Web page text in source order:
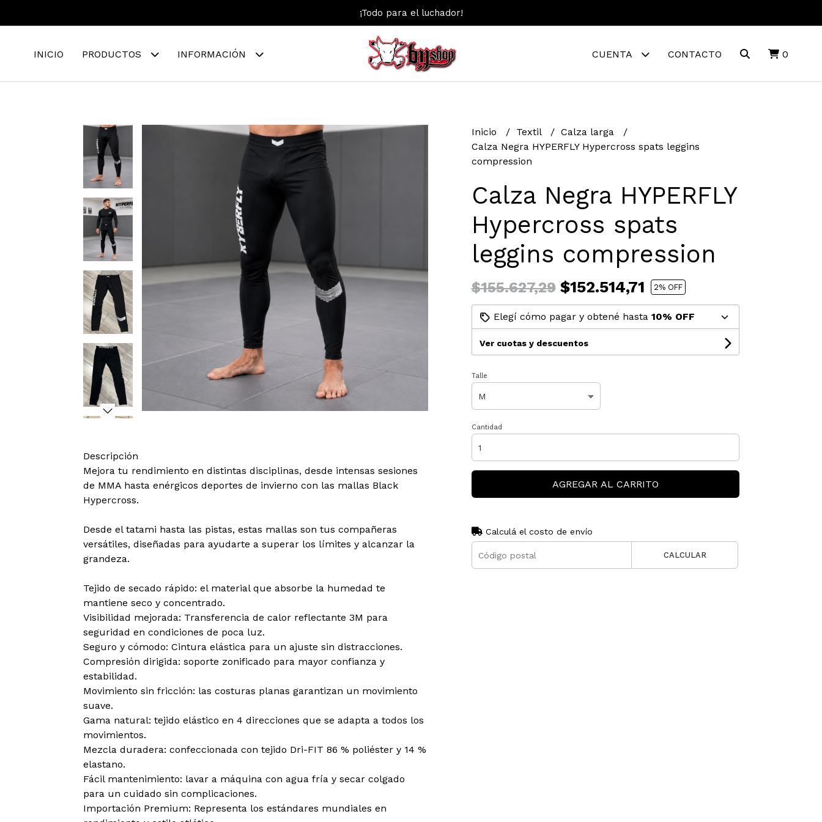
¡Todo para el luchador!
INICIO PRODUCTOS INFORMACIÓN CUENTA CONTACTO 0
Descripción
Mejora tu rendimiento en distintas disciplinas, desde intensas sesiones
de MMA hasta enérgicos deportes de invierno con las mallas Black
Hypercross.
Desde el tatami hasta las pistas, estas mallas son tus compañeras
versátiles, diseñadas para ayudarte a superar los límites y alcanzar la
grandeza.
Tejido de secado rápido: el material que absorbe la humedad te
mantiene seco y concentrado.
Visibilidad mejorada: Transferencia de calor reflectante 3M para
seguridad en condiciones de poca luz.
Seguro y cómodo: Cintura elástica para un ajuste sin distracciones.
Compresión dirigida: soporte zonificado para mayor confianza y
estabilidad.
Movimiento sin fricción: las costuras planas garantizan un movimiento
suave.
Gama natural: tejido elástico en 4 direcciones que se adapta a todos los
movimientos.
Mezcla duradera: confeccionada con tejido Dri-FIT 86 % poliéster y 14 %
elastano.
Fácil mantenimiento: lavar a máquina con agua fría y secar colgado
para un cuidado sin complicaciones.
Importación Premium: Representa los estándares mundiales en
Inicio Textil
Calza larga
Calza Negra HYPERFLY Hypercross spats leggins
compression
Calza Negra HYPERFLY
Hypercross spats
leggins compression
$155.627,29$152.514,71 2% OFF
Elegí cómo pagar y obtené hasta 10% OFF
Ver cuotas y descuentos
Talle
Cantidad
AGREGAR AL CARRITO
Calculá el costo de envío
CALCULAR